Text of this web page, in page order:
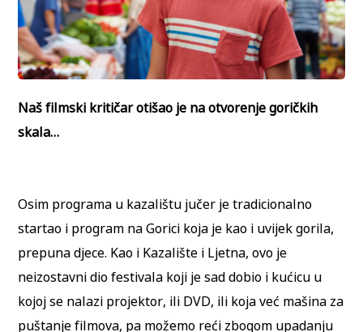
Naš filmski kritičar otišao je na otvorenje goričkih
skala…
Osim programa u kazalištu jučer je tradicionalno
startao i program na Gorici koja je kao i uvijek gorila,
prepuna djece. Kao i Kazalište i Ljetna, ovo je
neizostavni dio festivala koji je sad dobio i kućicu u
kojoj se nalazi projektor, ili DVD, ili koja već mašina za
puštanje filmova, pa možemo reći zbogom upadanju